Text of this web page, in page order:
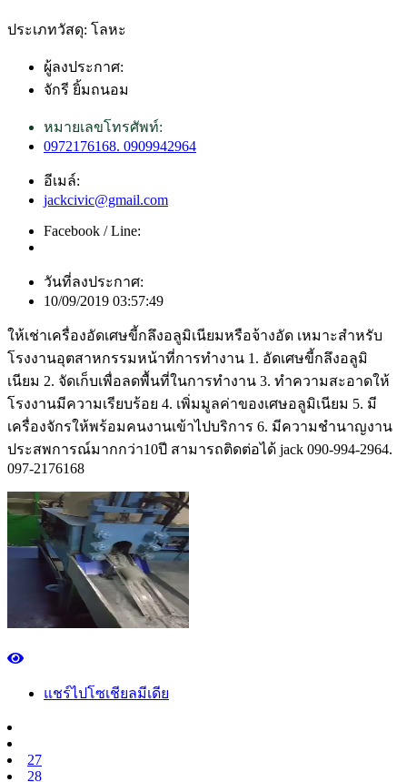
ประเภทวัสดุ: โลหะ
ผู้ลงประกาศ:
จักรี ยิ้มถนอม
หมายเลขโทรศัพท์:
0972176168. 0909942964
อีเมล์:
jackcivic@gmail.com
Facebook / Line:
วันที่ลงประกาศ:
10/09/2019 03:57:49
ให้เช่าเครื่องอัดเศษขี้กลึงอลูมิเนียมหรือจ้างอัด เหมาะสำหรับ
โรงงานอุตสาหกรรมหน้าที่การทำงาน 1. อัดเศษขี้กลึงอลูมิ
เนียม 2. จัดเก็บเพื่อลดพื้นที่ในการทำงาน 3. ทำความสะอาดให้
โรงงานมีความเรียบร้อย 4. เพิ่มมูลค่าของเศษอลูมิเนียม 5. มี
เครื่องจักรให้พร้อมคนงานเข้าไปบริการ 6. มีความชำนาญงาน
ประสพการณ์มากกว่า10ปี สามารถติดต่อได้ jack 090-994-2964.
097-2176168
แชร์ไปโซเชียลมีเดีย
27
28